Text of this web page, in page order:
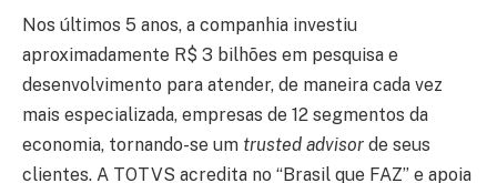
Nos últimos 5 anos, a companhia investiu
aproximadamente R$ 3 bilhões em pesquisa e
desenvolvimento para atender, de maneira cada vez
mais especializada, empresas de 12 segmentos da
economia, tornando-se um trusted advisor de seus
clientes. A TOTVS acredita no “Brasil que FAZ” e apoia